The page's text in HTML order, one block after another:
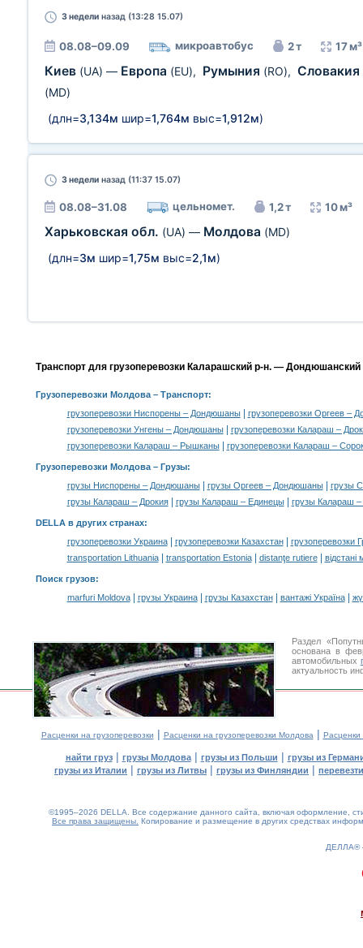
3 недели назад (13:28 15.07)
08.08–09.09 микроавтобус 2 т 17 м³
Киев (UA) — Европа (EU), Румыния (RO), Словакия
(MD)
(длн=3,134м шир=1,764м выс=1,912м)
3 недели назад (11:37 15.07)
08.08–31.08 цельномет. 1,2 т 10 м³
Харьковская обл. (UA) — Молдова (MD)
(длн=3м шир=1,75м выс=2,1м)
Транспорт для грузоперевозки Каларашский р-н. — Дондюшанский
Грузоперевозки Молдова– Транспорт:
грузоперевозки Ниспорены – Дондюшаны|
грузоперевозки Оргеев –
грузоперевозки Унгены – Дондюшаны|
грузоперевозки Калараш –
грузоперевозки Калараш – Рышканы| грузоперевозки Калараш –
Грузоперевозки Молдова – Грузы:
грузы Ниспорены – Дондюшаны| грузы Оргеев – Дондюшаны|
грузы
грузы Калараш – Дрокия| грузы Калараш – Единецы| грузы Калараш
DELLA в других странах:
грузоперевозки Украина| грузоперевозки Казахстан|
грузоперевозки
transportation Lithuania| transportation Estonia| distanţe rutiere| відстані
Поиск грузов:
marfuri Moldova| грузы Украина| грузы Казахстан| вантажі Україна|
Раздел
основана в
автомобильных
актуальность
Расценки на грузоперевозки | Расценки на грузоперевозки Молдова | Расценки
найти груз| грузы Молдова| грузы из Польши | грузы из
грузы из Италии | грузы из Литвы | грузы из Финляндии |
©1995–2026 DELLA. Все содержание данного сайта, включая оформление,
Все права защищены. Копирование и размещение в других средствах